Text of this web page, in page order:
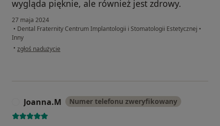
wygląda pięknie, ale również jest zdrowy.
27 maja 2024
• Dental Fraternity Centrum Implantologii i Stomatologii Estetycznej •
Inny
• w opinii użytkownika J. W.
zgłoś nadużycie
Joanna.M Numer telefonu zweryfikowany